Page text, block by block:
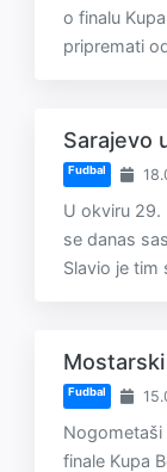
o finalu
pripremati
Sarajevo
Fudbal
U okviru 29.
se danas
Slavio je tim
Fudbal
Nogometaši
finale Kupa